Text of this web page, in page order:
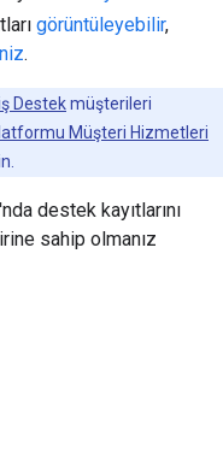
görüntüleyebilir,
.
Destekmüşterileri
Müşteri Hizmetleri
destek kayıtlarını
sahip olmanız